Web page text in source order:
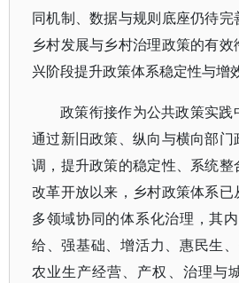
同机制、数据与规则底座仍待
乡村发展与乡村治理政策的有效
兴阶段提升政策体系稳定性与增
政策衔接作为公共政策实践
通过新旧政策、纵向与横向部门
调，提升政策的稳定性、系统整
改革开放以来，乡村政策体系已
多领域协同的体系化治理，其
给、强基础、增活力、惠民生
农业生产经营、产权、治理与